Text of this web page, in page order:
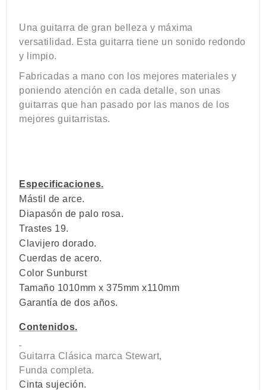
Una guitarra de gran belleza y máxima
versatilidad. Esta guitarra tiene un sonido redondo
y limpio.
Fabricadas a mano con los mejores materiales y
poniendo atención en cada detalle, son unas
guitarras que han pasado por las manos de los
mejores guitarristas.
Especificaciones.
Mástil de arce.
Diapasón de palo rosa.
Trastes 19.
Clavijero dorado.
Cuerdas de acero.
Color Sunburst
Tamaño 1010mm x 375mm x110mm
Garantía de dos años.
Contenidos.
Guitarra Clásica marca Stewart,
Funda completa.
Cinta sujeción.